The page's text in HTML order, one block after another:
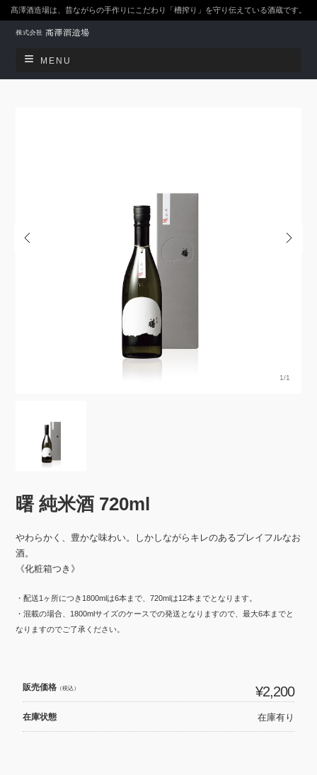
髙澤酒造場は、昔ながらの手作りにこだわり「槽搾り」を守り伝えている酒蔵です。
MENU
1/1
曙 純米酒 720ml
やわらかく、豊かな味わい。しかしながらキレのあるプレイフルなお
酒。
《化粧箱つき》
・配送1ヶ所につき1800mlは6本まで、720mlは12本までとなります。
・混載の場合、1800mlサイズのケースでの発送となりますので、最大6本までと
なりますのでご了承ください。
販売価格 （税込） ¥2,200
在庫状態 在庫有り